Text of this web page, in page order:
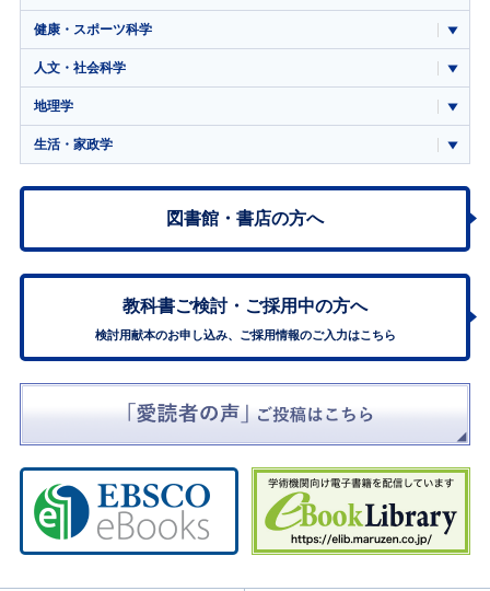
健康・スポーツ科学
人文・社会科学
地理学
生活・家政学
図書館・書店の方へ
教科書ご検討・ ご採用中の方へ
検討用献本のお申し込み、ご採用情報のご入力はこちら